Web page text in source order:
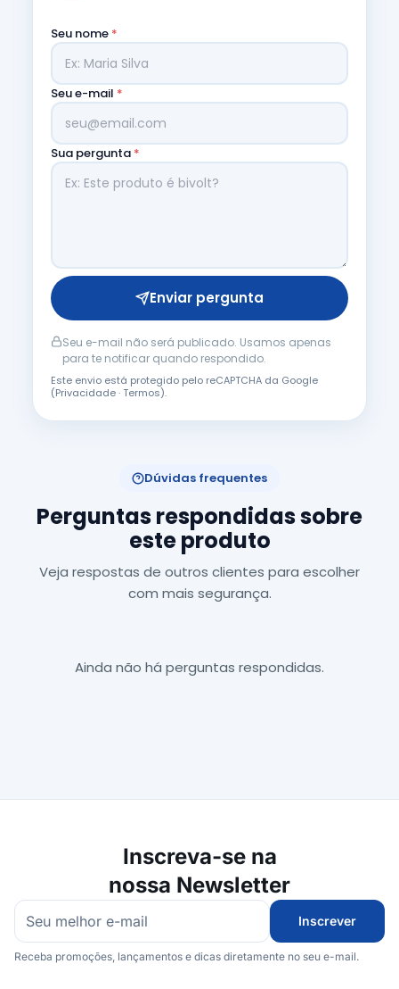
Seu nome *
Seu e-mail *
Sua pergunta *
Enviar pergunta
Seu e-mail não será publicado. Usamos apenas
para te notificar quando respondido.
Este envio está protegido pelo reCAPTCHA da Google
(Privacidade·Termos).
Dúvidas frequentes
Perguntas respondidas sobre
este produto
Veja respostas de outros clientes para escolher
com mais segurança.
Ainda não há perguntas respondidas.
Inscreva-se na
nossa Newsletter
Inscrever
Receba promoções, lançamentos e dicas diretamente no seu e-mail.